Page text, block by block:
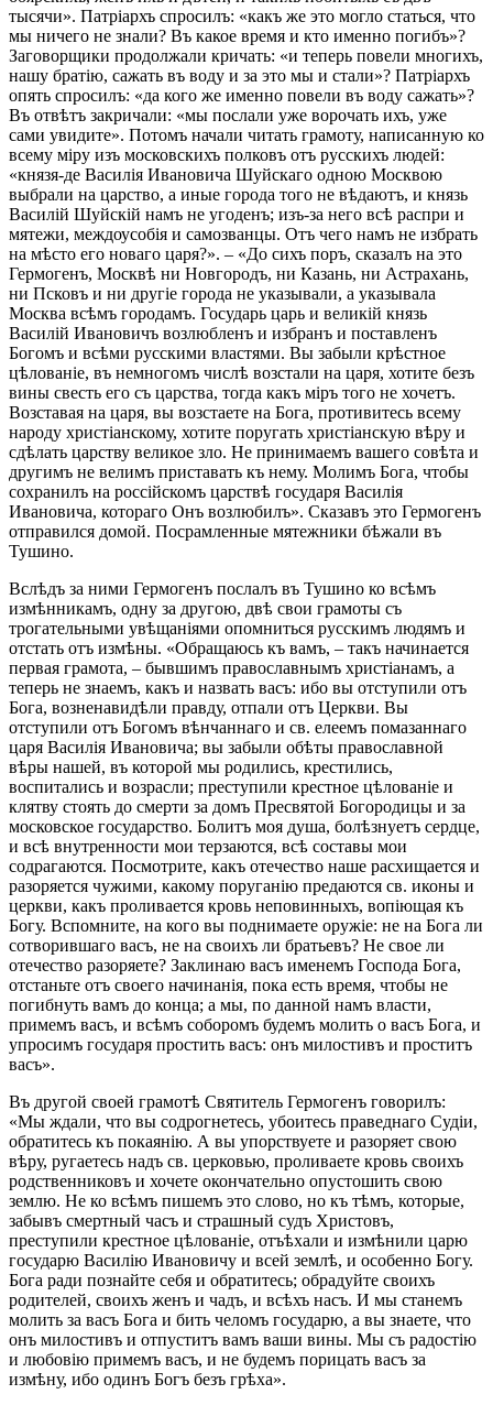
тысячи». Патріархъ спросилъ: «какъ же это могло статься, что
мы ничего не знали? Въ какое время и кто именно погибъ»?
Заговорщики продолжали кричать: «и теперь повели многихъ,
нашу братію, сажать въ воду и за это мы и стали»? Патріархъ
опять спросилъ: «да кого же именно повели въ воду сажать»?
Въ отвѣтъ закричали: «мы послали уже ворочать ихъ, уже
сами увидите». Потомъ начали читать грамоту, написанную ко
всему міру изъ московскихъ полковъ отъ русскихъ людей:
«князя-де Василія Ивановича Шуйскаго одною Москвою
выбрали на царство, а иные города того не вѣдаютъ, и князь
Василій Шуйскій намъ не угоденъ; изъ-за него всѣ распри и
мятежи, междоусобія и самозванцы. Отъ чего намъ не избрать
на мѣсто его новаго царя?». – «До сихъ поръ, сказалъ на это
Гермогенъ, Москвѣ ни Новгородъ, ни Казань, ни Астрахань,
ни Псковъ и ни другіе города не указывали, а указывала
Москва всѣмъ городамъ. Государь царь и великій князь
Василій Ивановичъ возлюбленъ и избранъ и поставленъ
Богомъ и всѣми русскими властями. Вы забыли крѣстное
цѣлованіе, въ немногомъ числѣ возстали на царя, хотите безъ
вины свесть его съ царства, тогда какъ міръ того не хочетъ.
Возставая на царя, вы возстаете на Бога, противитесь всему
народу христіанскому, хотите поругать христіанскую вѣру и
сдѣлать царству великое зло. Не принимаемъ вашего совѣта и
другимъ не велимъ приставать къ нему. Молимъ Бога, чтобы
сохранилъ на россійскомъ царствѣ государя Василія
Ивановича, котораго Онъ возлюбилъ». Сказавъ это Гермогенъ
отправился домой. Посрамленные мятежники бѣжали въ
Тушино.
Вслѣдъ за ними Гермогенъ послалъ въ Тушино ко всѣмъ
измѣнникамъ, одну за другою, двѣ свои грамоты съ
трогательными увѣщаніями опомниться русскимъ людямъ и
отстать отъ измѣны. «Обращаюсь къ вамъ, – такъ начинается
первая грамота, – бывшимъ православнымъ христіанамъ, а
теперь не знаемъ, какъ и назвать васъ: ибо вы отступили отъ
Бога, возненавидѣли правду, отпали отъ Церкви. Вы
отступили отъ Богомъ вѣнчаннаго и св. елеемъ помазаннаго
царя Василія Ивановича; вы забыли обѣты православной
вѣры нашей, въ которой мы родились, крестились,
воспитались и возрасли; преступили крестное цѣлованіе и
клятву стоять до смерти за домъ Пресвятой Богородицы и за
московское государство. Болитъ моя душа, болѣзнуетъ сердце,
и всѣ внутренности мои терзаются, всѣ составы мои
содрагаются. Посмотрите, какъ отечество наше расхищается и
разоряется чужими, какому поруганію предаются св. иконы и
церкви, какъ проливается кровь неповинныхъ, вопіющая къ
Богу. Вспомните, на кого вы поднимаете оружіе: не на Бога ли
сотворившаго васъ, не на своихъ ли братьевъ? Не свое ли
отечество разоряете? Заклинаю васъ именемъ Господа Бога,
отстаньте отъ своего начинанія, пока есть время, чтобы не
погибнуть вамъ до конца; а мы, по данной намъ власти,
примемъ васъ, и всѣмъ соборомъ будемъ молить о васъ Бога, и
упросимъ государя простить васъ: онъ милостивъ и проститъ
васъ».
Въ другой своей грамотѣ Святитель Гермогенъ говорилъ:
«Мы ждали, что вы содрогнетесь, убоитесь праведнаго Судіи,
обратитесь къ покаянію. А вы упорствуете и разоряет свою
вѣру, ругаетесь надъ св. церковью, проливаете кровь своихъ
родственниковъ и хочете окончательно опустошить свою
землю. Не ко всѣмъ пишемъ это слово, но къ тѣмъ, которые,
забывъ смертный часъ и страшный судъ Христовъ,
преступили крестное цѣлованіе, отъѣхали и измѣнили царю
государю Василію Ивановичу и всей землѣ, и особенно Богу.
Бога ради познайте себя и обратитесь; обрадуйте своихъ
родителей, своихъ женъ и чадъ, и всѣхъ насъ. И мы станемъ
молить за васъ Бога и бить челомъ государю, а вы знаете, что
онъ милостивъ и отпуститъ вамъ ваши вины. Мы съ радостію
и любовію примемъ васъ, и не будемъ порицать васъ за
измѣну, ибо одинъ Богъ безъ грѣха».